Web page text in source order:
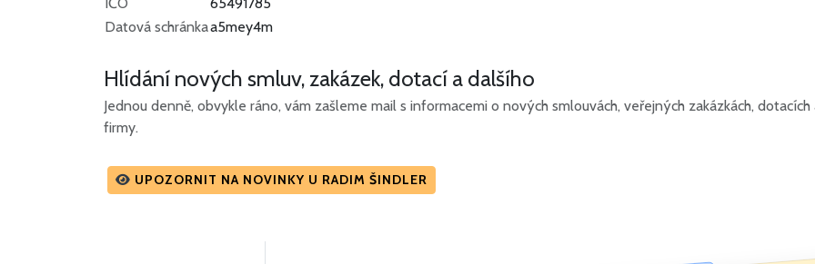
Datová schránkaa5mey4m
Hlídání nových smluv, zakázek, dotací a dalšího
Jednou denně, obvykle ráno, vám zašleme mail s informacemi o nových smlouvách, veřejných zakázkách,
firmy.
UPOZORNIT NA NOVINKY U RADIM ŠINDLER